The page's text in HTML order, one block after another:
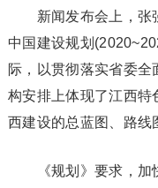
新闻发布会上，张
中国建设规划
际，以贯彻落实省委
构安排上体现了江西特
西建设的总蓝图、路线
《规划》要求，加